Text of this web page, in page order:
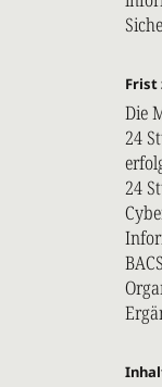
Frist
Die
24
24